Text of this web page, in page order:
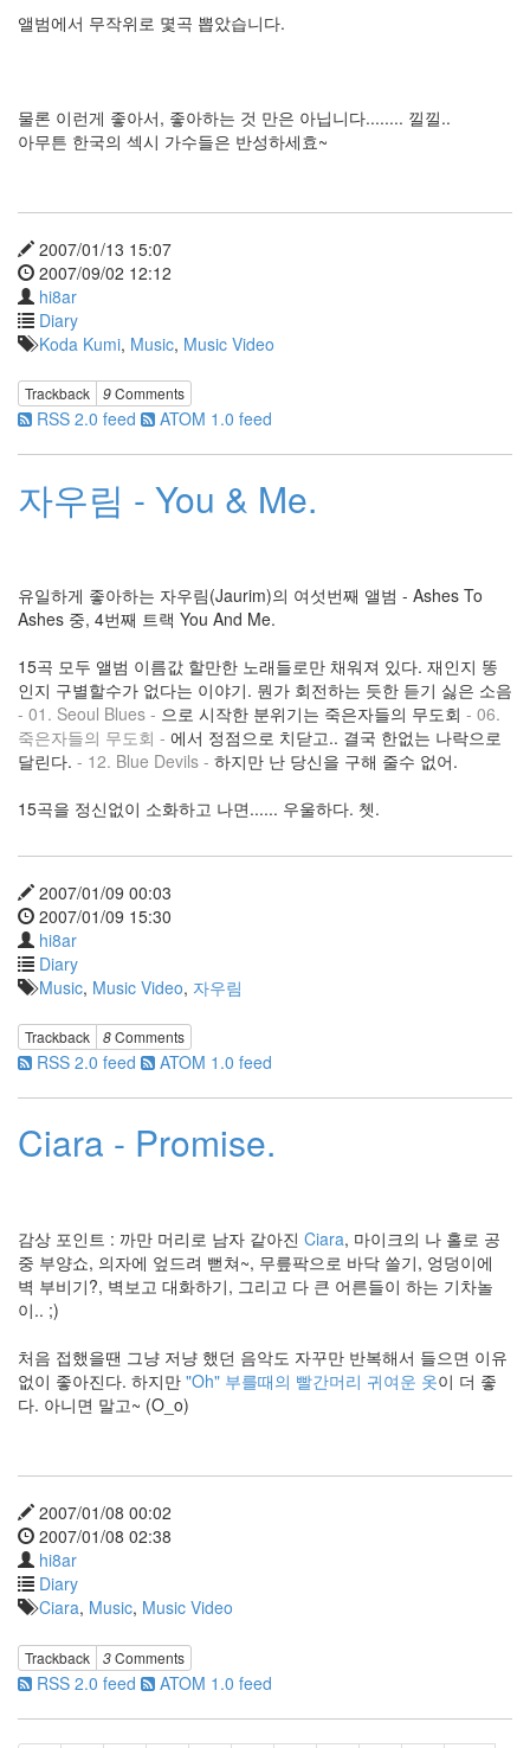
앨범에서 무작위로 몇곡 뽑았습니다.
물론 이런게 좋아서, 좋아하는 것 만은 아닙니다........ 낄낄..
아무튼 한국의 섹시 가수들은 반성하세효~
2007/01/13 15:07
2007/09/02 12:12
hi8ar
Diary
Koda Kumi, Music, Music Video
Trackback 9Comments
RSS 2.0 feed ATOM 1.0 feed
자우림 - You & Me.
유일하게 좋아하는 자우림(Jaurim)의 여섯번째 앨범 - Ashes To
Ashes 중, 4번째 트랙 You And Me.
15곡 모두 앨범 이름값 할만한 노래들로만 채워져 있다. 재인지 똥
인지 구별할수가 없다는 이야기. 뭔가 회전하는 듯한 듣기 싫은 소음
- 01. Seoul Blues - 으로 시작한 분위기는 죽은자들의 무도회 - 06.
죽은자들의 무도회 - 에서 정점으로 치닫고.. 결국 한없는 나락으로
달린다. - 12. Blue Devils - 하지만 난 당신을 구해 줄수 없어.
15곡을 정신없이 소화하고 나면...... 우울하다. 쳇.
2007/01/09 00:03
2007/01/09 15:30
hi8ar
Diary
Music, Music Video, 자우림
Trackback 8Comments
RSS 2.0 feed ATOM 1.0 feed
Ciara - Promise.
감상 포인트 : 까만 머리로 남자 같아진 Ciara, 마이크의 나 홀로 공
중 부양쇼, 의자에 엎드려 뻗쳐~, 무릎팍으로 바닥 쓸기, 엉덩이에
벽 부비기?, 벽보고 대화하기, 그리고 다 큰 어른들이 하는 기차놀
이.. ;)
처음 접했을땐 그냥 저냥 했던 음악도 자꾸만 반복해서 들으면 이유
없이 좋아진다. 하지만 "Oh" 부를때의 빨간머리 귀여운 옷이 더 좋
다. 아니면 말고~ (O_o)
2007/01/08 00:02
2007/01/08 02:38
hi8ar
Diary
Ciara, Music, Music Video
Trackback 3Comments
RSS 2.0 feed ATOM 1.0 feed
635
Dtop
Wallpaper
19
Misc
forFoobar
19
C.note
98
Web
desktop
29
Link
2
Recent
무
엇
을
찾
아
오
이
상
이
블
로
는
운
지
않
다.
by
hi8ar
산
사
자
안
by
hi8ar
디
아
로
안
~